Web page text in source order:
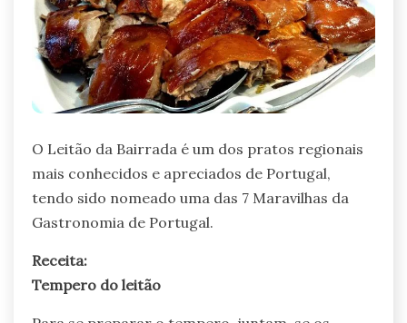
O Leitão da Bairrada é um dos pratos regionais
mais conhecidos e apreciados de Portugal,
tendo sido nomeado uma das 7 Maravilhas da
Gastronomia de Portugal.
Receita:
Tempero do leitão